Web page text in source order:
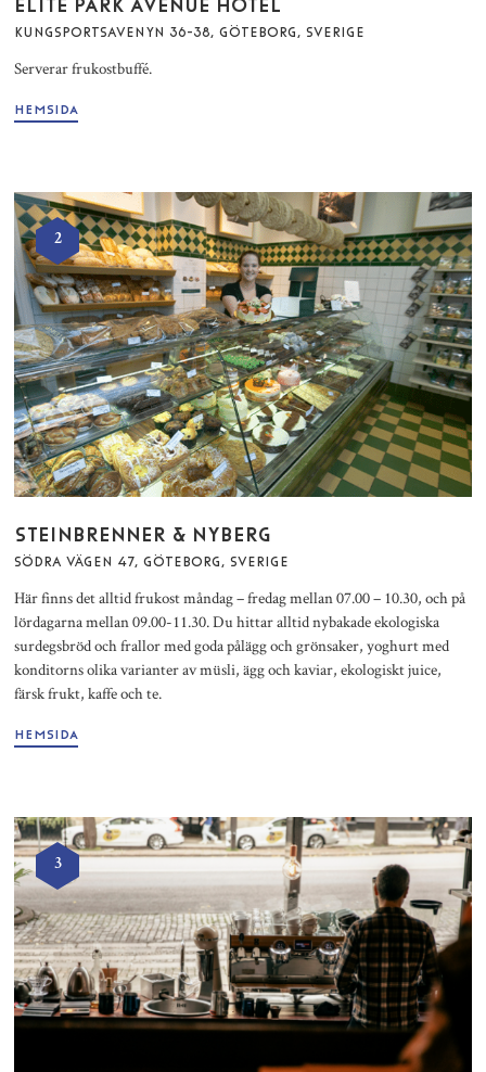
ELITE PARK AVENUE HOTEL
KUNGSPORTSAVENYN 36-38, GÖTEBORG, SVERIGE
Serverar frukostbuffé.
HEMSIDA
2
STEINBRENNER & NYBERG
SÖDRA VÄGEN 47, GÖTEBORG, SVERIGE
Här finns det alltid frukost måndag – fredag mellan 07.00 – 10.30, och på
lördagarna mellan 09.00-11.30. Du hittar alltid nybakade ekologiska
surdegsbröd och frallor med goda pålägg och grönsaker, yoghurt med
konditorns olika varianter av müsli, ägg och kaviar, ekologiskt juice,
färsk frukt, kaffe och te.
HEMSIDA
3